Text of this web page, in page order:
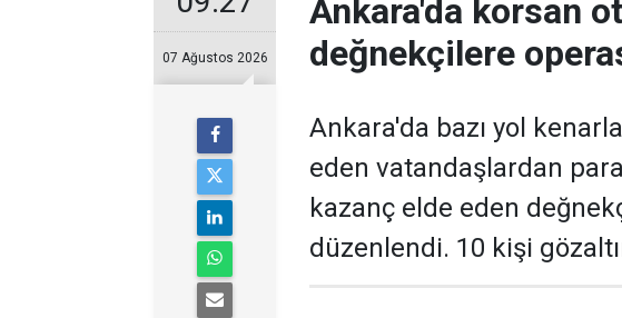
07 Ağustos 2026
Ankara'da korsan
değnekçilere
Ankara'da bazı yol
eden vatandaşlardan
kazanç elde eden
düzenlendi. 10 kişi